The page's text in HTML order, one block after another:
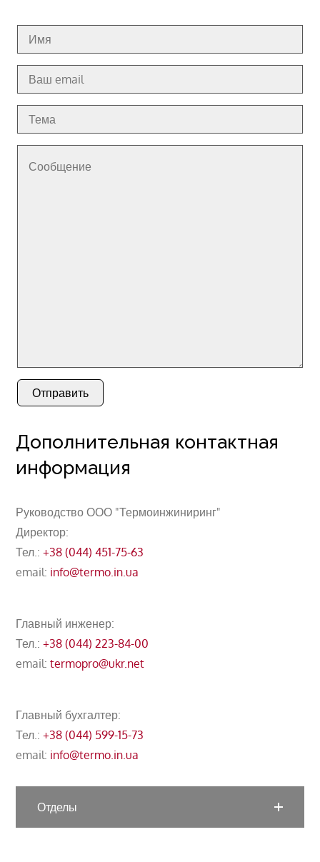
Отправить
Дополнительная контактная
информация
Руководство ООО "Термоинжиниринг"
Директор:
Тел.:+38 (044) 451-75-63
email: info@termo.in.ua
Главный инженер:
Тел.:+38 (044) 223-84-00
email:termopro@ukr.net
Главный бухгалтер:
Тел.:+38 (044) 599-15-73
email: info@termo.in.ua
Отделы